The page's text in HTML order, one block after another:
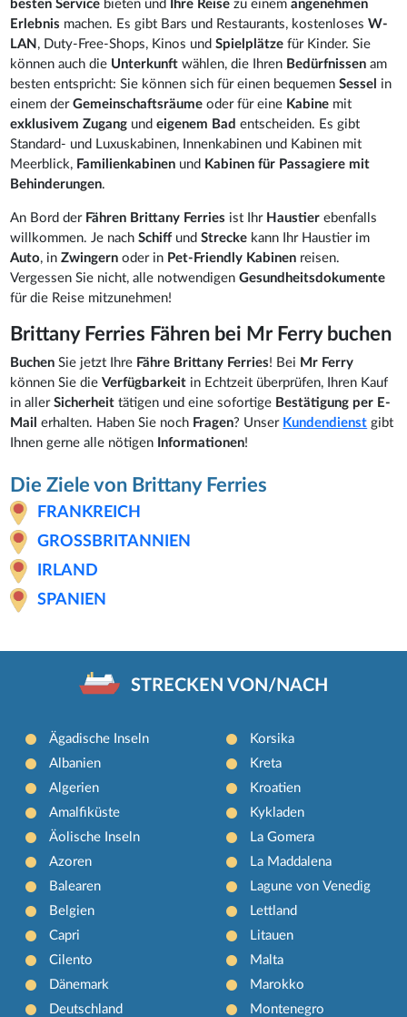
besten Service bieten und Ihre Reisezu einemangenehmen
Erlebnis machen. Es gibt Bars und Restaurants, kostenlosesW-
LAN , Duty-Free-Shops, Kinos undSpielplätzefür Kinder. Sie
können auch die Unterkunftwählen, die Ihren Bedürfnissenam
besten entspricht: Sie können sich für einen bequemenSessel in
einem derGemeinschaftsräumeoder für eine Kabine mit
exklusivem Zugang undeigenem Bad entscheiden. Es gibt
Standard- und Luxuskabinen, Innenkabinen und Kabinen mit
Meerblick, Familienkabinen und Kabinen für Passagiere mit
Behinderungen.
An Bord der Fähren Brittany Ferries ist Ihr Haustierebenfalls
willkommen. Je nachSchiff undStrecke kann Ihr Haustier im
Auto, inZwingernoder in Pet-Friendly Kabinen reisen.
Vergessen Sie nicht, alle notwendigenGesundheitsdokumente
für die Reise mitzunehmen!
Brittany Ferries Fähren bei Mr Ferry buchen
BuchenSie jetzt Ihre Fähre Brittany Ferries! Bei Mr Ferry
können Sie dieVerfügbarkeit in Echtzeit überprüfen, Ihren Kauf
in allerSicherheittätigen und eine sofortige Bestätigung per E-
Mail erhalten. Haben Sie noch Fragen? Unser Kundendienst gibt
Ihnen gerne alle nötigen Informationen!
Die Ziele von Brittany Ferries
FRANKREICH
GROSSBRITANNIEN
IRLAND
SPANIEN
STRECKEN VON/NACH
Ägadische Inseln
Albanien
Algerien
Amalfiküste
Äolische Inseln
Azoren
Balearen
Belgien
Capri
Cilento
Dänemark
Deutschland
Korsika
Kreta
Kroatien
Kykladen
La Gomera
La Maddalena
Lagune von Venedig
Lettland
Litauen
Malta
Marokko
Montenegro